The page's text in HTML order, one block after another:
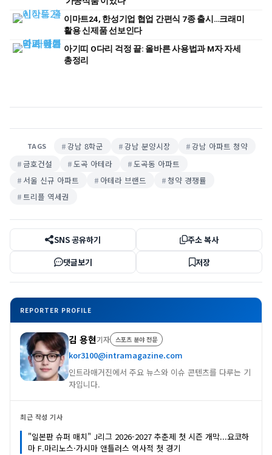
이마트24, 한성기업 협업 간편식 7종 출시…크래미
활용 신제품 선보인다
아기띠 O다리 걱정 끝: 올바른 사용법과 M자 자세
총정리
TAGS 강남 8학군 강남 분양시장
강남 아파트 청약
금호건설
도곡 아테라
도곡동 아파트
서울 신규 아파트
아테라 브랜드
청약 경쟁률
트리플 역세권
SNS 공유하기
주소 복사
댓글보기
저장
REPORTER PROFILE
김 용현기자 스포츠 분야 전문
kor3100@intramagazine.com
인트라매거진에서 주요 뉴스와 이슈 콘텐츠를 다루는 기
자입니다.
최근 작성 기사
"일본판 슈퍼 매치" J리그 2026-2027 추춘제 첫 시즌 개막...요코하
마 F.마리노스·가시마 앤틀러스 역사적 첫 경기